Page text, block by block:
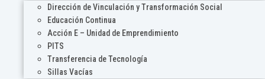
Dirección de Vinculación y Transformación Social
Educación Continua
Acción E – Unidad de Emprendimiento
PITS
Transferencia de Tecnología
Sillas Vacías